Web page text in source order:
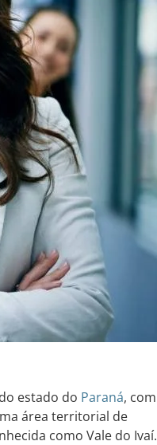
estado do Paraná, com
área territorial de
como Vale do Ivaí.